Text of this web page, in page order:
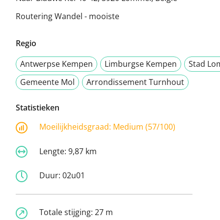
Routering Wandel - mooiste
Regio
Antwerpse Kempen
Limburgse Kempen
Stad
Gemeente Mol
Arrondissement Turnhout
Statistieken
Moeilijkheidsgraad: Medium (57/100)
Lengte: 9,87 km
Duur: 02u01
Totale stijging: 27 m